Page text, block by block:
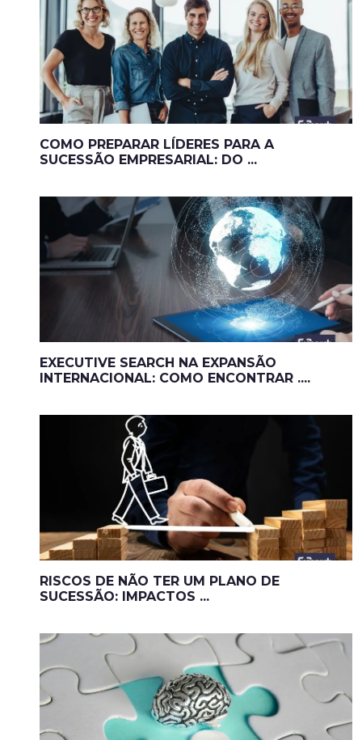
COMO PREPARAR LÍDERES PARA A
SUCESSÃO EMPRESARIAL: DO ...
EXECUTIVE SEARCH NA EXPANSÃO
INTERNACIONAL: COMO ENCONTRAR ....
RISCOS DE NÃO TER UM PLANO DE
SUCESSÃO: IMPACTOS ...